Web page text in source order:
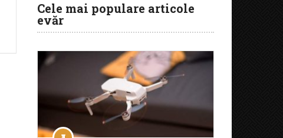
Cele mai populare articole
evăr